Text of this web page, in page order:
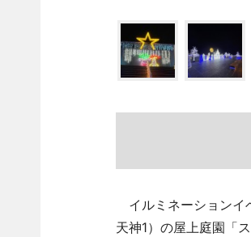
イルミネーションイ
天神1）の屋上庭園「